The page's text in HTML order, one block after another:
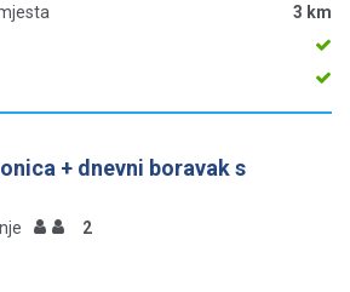
3 km
+ dnevni boravak s
2